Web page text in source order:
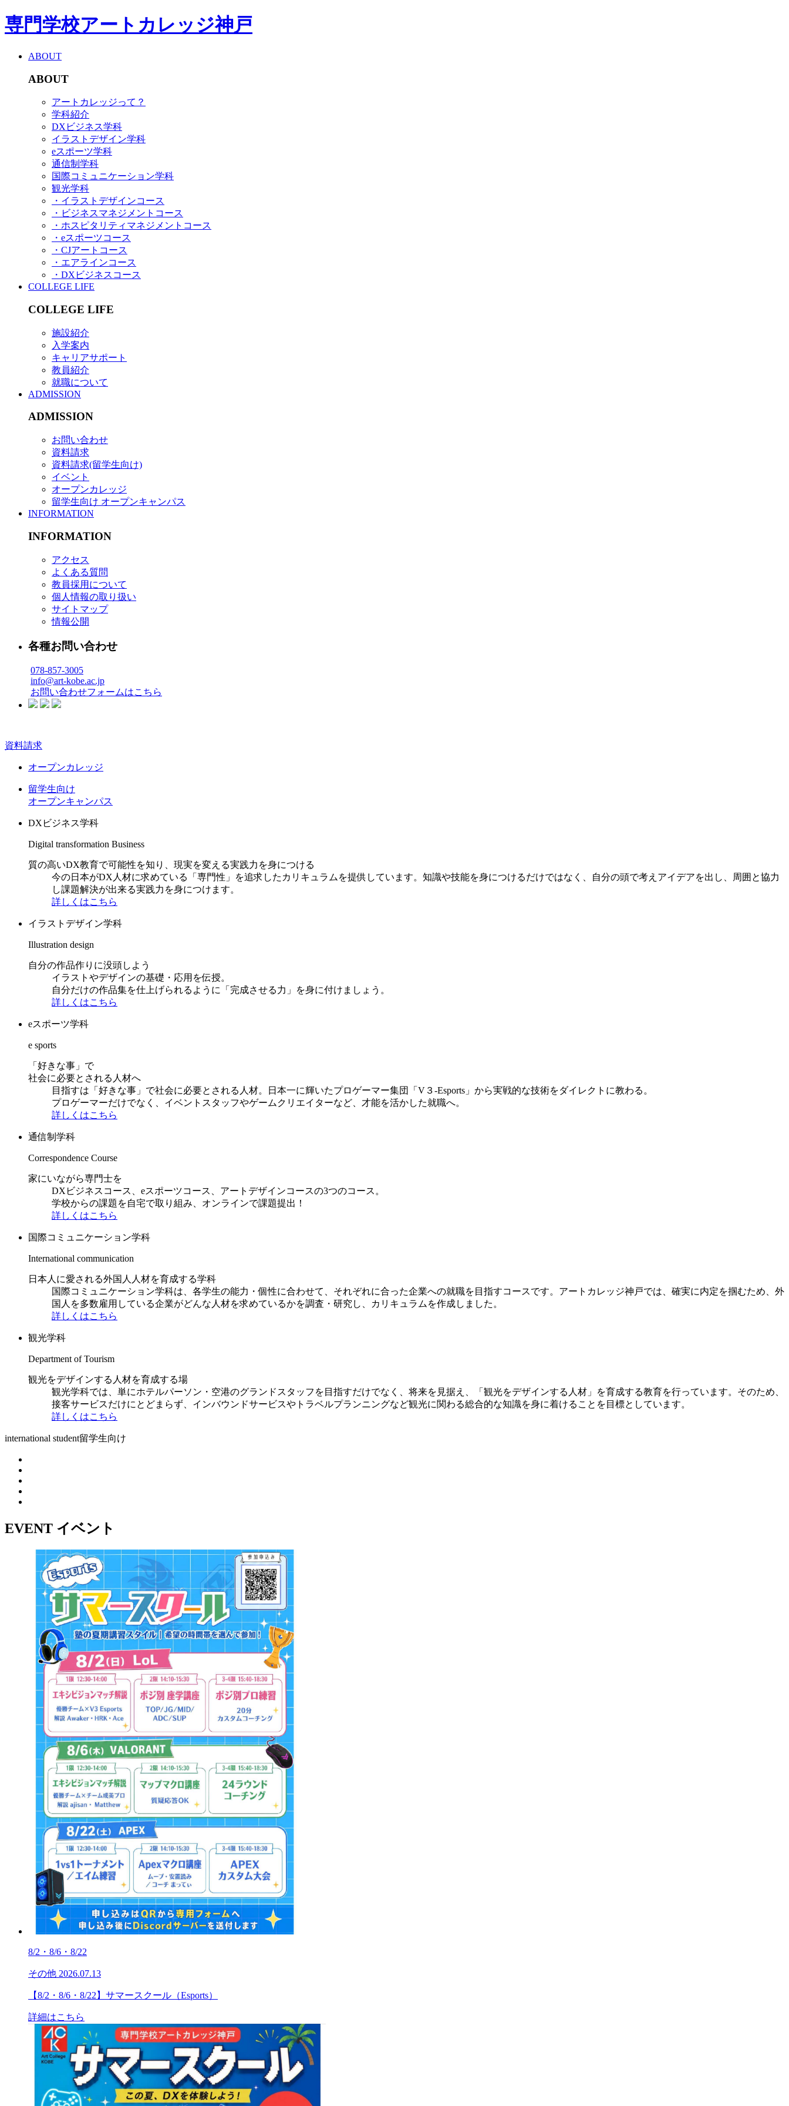
専門学校アートカレッジ神戸
ABOUT
ABOUT
アートカレッジって？
学科紹介
DXビジネス学科
イラストデザイン学科
eスポーツ学科
通信制学科
国際コミュニケーション学科
観光学科
・イラストデザインコース
・ビジネスマネジメントコース
・ホスピタリティマネジメントコース
・eスポーツコース
・CJアートコース
・エアラインコース
・DXビジネスコース
COLLEGE LIFE
COLLEGE LIFE
施設紹介
入学案内
キャリアサポート
教員紹介
就職について
ADMISSION
ADMISSION
お問い合わせ
資料請求
資料請求(留学生向け)
イベント
オープンカレッジ
留学生向け オープンキャンパス
INFORMATION
INFORMATION
アクセス
よくある質問
教員採用について
個人情報の取り扱い
サイトマップ
情報公開
各種お問い合わせ
078-857-3005
info@art-kobe.ac.jp
お問い合わせフォームはこちら
資料請求
オープンカレッジ
留学生向け
オープンキャンパス
DXビジネス学科
Digital transformation Business
質の高いDX教育で可能性を知り、現実を変える実践力を身につける
今の日本がDX人材に求めている「専門性」を追求したカリキュラムを提供しています。知識や技能を身につけるだけではなく、自分の頭で考えアイデアを出し、周囲と協力
し課題解決が出来る実践力を身につけます。
詳しくはこちら
イラストデザイン学科
Illustration design
自分の作品作りに没頭しよう
イラストやデザインの基礎・応用を伝授。
自分だけの作品集を仕上げられるように「完成させる力」を身に付けましょう。
詳しくはこちら
eスポーツ学科
e sports
「好きな事」で
社会に必要とされる人材へ
目指すは「好きな事」で社会に必要とされる人材。日本一に輝いたプロゲーマー集団「V３-Esports」から実戦的な技術をダイレクトに教わる。
プロゲーマーだけでなく、イベントスタッフやゲームクリエイターなど、才能を活かした就職へ。
詳しくはこちら
通信制学科
Correspondence Course
家にいながら専門士を
DXビジネスコース、eスポーツコース、アートデザインコースの3つのコース。
学校からの課題を自宅で取り組み、オンラインで課題提出！
詳しくはこちら
国際コミュニケーション学科
International communication
日本人に愛される外国人人材を育成する学科
国際コミュニケーション学科は、各学生の能力・個性に合わせて、それぞれに合った企業への就職を目指すコースです。アートカレッジ神戸では、確実に内定を掴むため、外
国人を多数雇用している企業がどんな人材を求めているかを調査・研究し、カリキュラムを作成しました。
詳しくはこちら
観光学科
Department of Tourism
観光をデザインする人材を育成する場
観光学科では、単にホテルパーソン・空港のグランドスタッフを目指すだけでなく、将来を見据え、「観光をデザインする人材」を育成する教育を行っています。そのため、
接客サービスだけにとどまらず、インバウンドサービスやトラベルプランニングなど観光に関わる総合的な知識を身に着けることを目標としています。
詳しくはこちら
international student留学生向け
EVENT イベント
8/2・8/6・8/22
その他 2026.07.13
【8/2・8/6・8/22】サマースクール（Esports）
詳細はこちら